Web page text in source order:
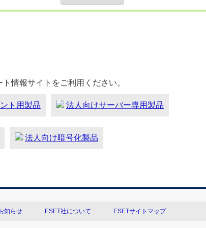
情報サイトをご利用ください。
ト用製品 法人向けサーバー専用製品
法人向け暗号化製品
知らせ ESET社について ESETサイトマップ